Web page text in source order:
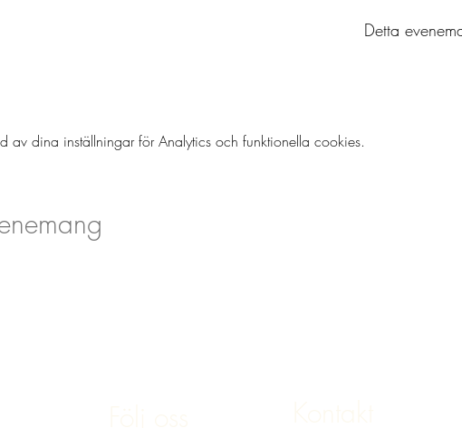
Detta
dina inställningar för Analytics och funktionella cookies.